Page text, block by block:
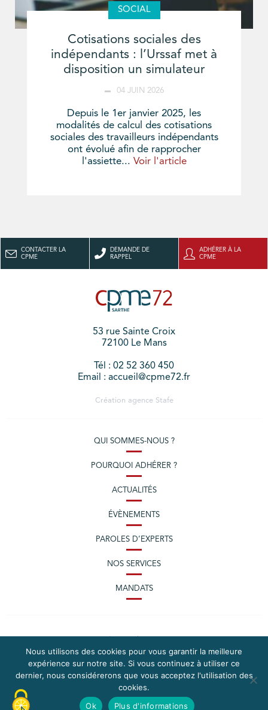
SOCIAL
Cotisations sociales des
indépendants : l’Urssaf met à
disposition un simulateur
04 JUIN 2026
Depuis le 1er janvier 2025, les
modalités de calcul des cotisations
sociales des travailleurs indépendants
ont évolué afin de rapprocher
l'assiette... Voir l'article
CONTACTER LA
CPME
DEMANDE DE
RAPPEL
ADHÉRER À LA
CPME
53 rue Sainte Croix
72100 Le Mans
Tél : 02 52 360 450
Email : accueil@cpme72.fr
Création agence Stafe
QUI SOMMES-NOUS ?
POURQUOI ADHÉRER ?
ACTUALITÉS
ÉVÈNEMENTS
PAROLES D’EXPERTS
NOS SERVICES
MANDATS
PLAN DU SITE
MENTIONS LÉGALES
Nous utilisons des cookies pour vous garantir la meilleure
expérience sur notre site. Si vous continuez à utiliser ce
dernier, nous considérerons que vous acceptez l'utilisation des
cookies.
Ok
Plus d'informations